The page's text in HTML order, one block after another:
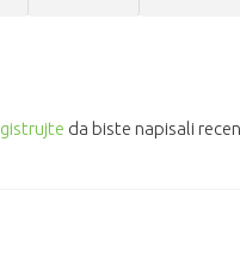
da biste napisali